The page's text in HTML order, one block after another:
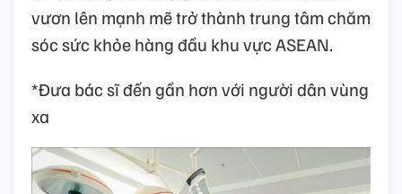
vươn lên mạnh mẽ trở thành trung tâm chăm
sóc sức khỏe hàng đầu khu vực ASEAN.
*Đưa bác sĩ đến gần hơn với người dân vùng
xa